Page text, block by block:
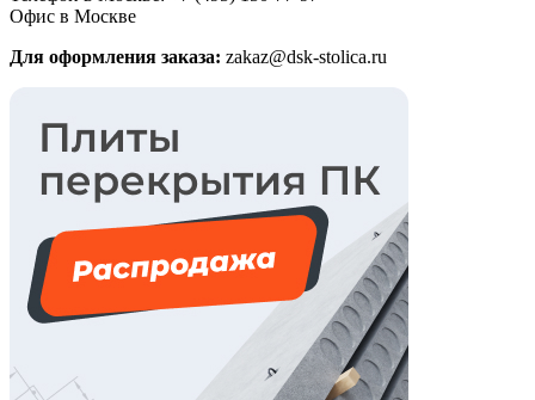
Офис в Москве
Для оформления заказа: zakaz@dsk-stolica.ru